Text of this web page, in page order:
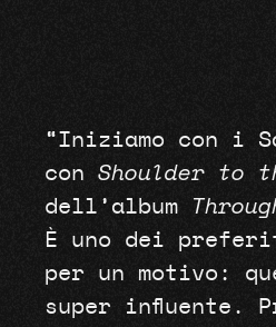
“Iniziamo con i
con Shoulder to
dell’album
È uno dei
per un motivo:
super influente.